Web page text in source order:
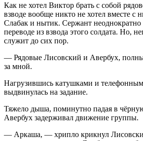
Как не хотел Виктор брать с собой
взводе вообще никто не хотел вместе с
Слабак и нытик. Сержант неоднократно
переводе из взвода этого солдата. Но,
служит до сих пор.
— Рядовые Лисовский и Авербух,
за мной.
Нагрузившись катушками и
выдвинулась на задание.
Тяжело дыша, поминутно падая в
Авербух задерживал движение группы.
— Аркаша, — хрипло крикнул